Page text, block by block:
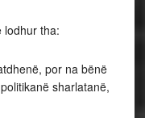
tha:
por na bënë
sharlatanë,